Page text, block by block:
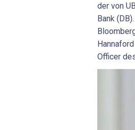
der von
Bank
Officer